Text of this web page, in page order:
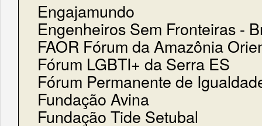
Engajamundo
Engenheiros Sem Fronteiras -
FAOR Fórum da Amazônia
Fórum LGBTI+ da Serra ES
Fórum Permanente de
Fundação Avina
Fundação Tide Setubal